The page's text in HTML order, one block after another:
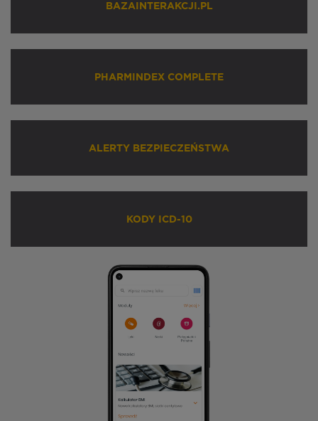
BAZAINTERAKCJI.PL
PHARMINDEX COMPLETE
ALERTY BEZPIECZEŃSTWA
KODY ICD-10